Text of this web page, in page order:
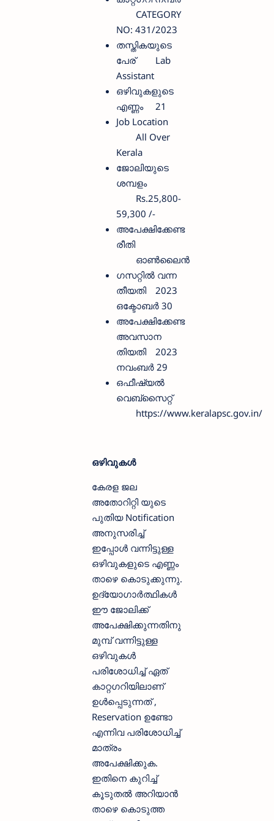
CATEGORY
NO: 431/2023
തസ്തികയുടെ
പേര്
Lab
Assistant
ഒഴിവുകളുടെ
എണ്ണം
21
Job Location
All Over
Kerala
ജോലിയുടെ
ശമ്പളം
Rs.25,800-
59,300 /-
അപേക്ഷിക്കേണ്ട
രീതി
ഓണ്‍ലൈന്‍
ഗസറ്റില്‍ വന്ന
തീയതി
2023
ഒക്ടോബര്‍ 30
അപേക്ഷിക്കേണ്ട
അവസാന
തിയതി
2023
നവംബര്‍ 29
ഒഫീഷ്യല്‍
വെബ്സൈറ്റ്
https://www.keralapsc.gov.in/
ഒഴിവുകള്‍
കേരള ജല
അതോറിറ്റി യുടെ
പുതിയ Notification
അനുസരിച്ച്
ഇപ്പോള്‍ വന്നിട്ടുള്ള
ഒഴിവുകളുടെ എണ്ണം
താഴെ കൊടുക്കുന്നു.
ഉദ്യോഗാര്‍ത്ഥികള്‍
ഈ ജോലിക്ക്
അപേക്ഷിക്കുന്നതിനു
മുമ്പ് വന്നിട്ടുള്ള
ഒഴിവുകള്‍
പരിശോധിച്ച് ഏത്
കാറ്റഗറിയിലാണ്
ഉള്‍പ്പെടുന്നത് ,
Reservation ഉണ്ടോ
എന്നിവ പരിശോധിച്ച്
മാത്രം
അപേക്ഷിക്കുക.
ഇതിനെ കുറിച്ച്
കൂടുതല്‍ അറിയാന്‍
താഴെ കൊടുത്ത